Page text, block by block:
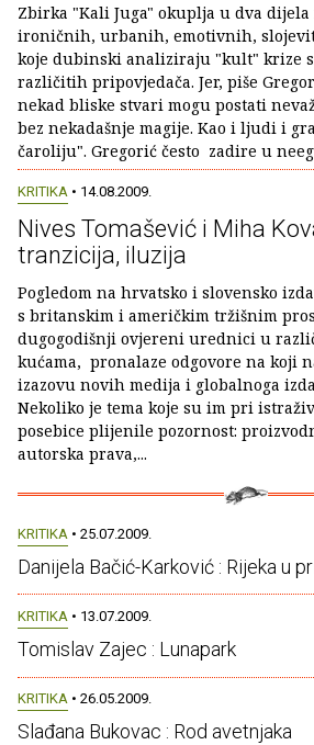
Zbirka "Kali Juga" okuplja u dva
ironičnih, urbanih, emotivnih,
koje dubinski analiziraju "kult" krize
različitih pripovjedača. Jer, piše
nekad bliske stvari mogu postati
bez nekadašnje magije. Kao i ljudi i
čaroliju". Gregorić često zadire u
KRITIKA • 14.08.2009.
Nives Tomašević i Miha
tranzicija, iluzija
Pogledom na hrvatsko i slovensko
s britanskim i američkim tržišnim
dugogodišnji ovjereni urednici u
kućama, pronalaze odgovore na koji
izazovu novih medija i globalnoga
Nekoliko je tema koje su im pri
posebice plijenile pozornost:
autorska prava,...
KRITIKA • 25.07.2009.
Danijela Bačić-Karković : Rijeka u
KRITIKA • 13.07.2009.
Tomislav Zajec : Lunapark
KRITIKA • 26.05.2009.
Slađana Bukovac : Rod avetnjaka